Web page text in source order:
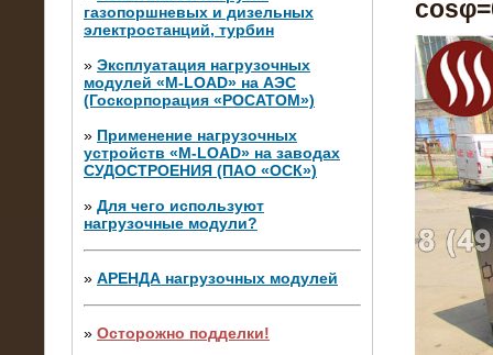
газопоршневых и дизельных
электростанций, турбин
» Эксплуатация нагрузочных
модулей «M-LOAD» на АЭС
(Госкорпорация «РОСАТОМ»)
» Применение нагрузочных
устройств «M-LOAD» на заводах
СУДОСТРОЕНИЯ (ПАО «ОСК»)
» Для чего используют
нагрузочные модули?
» АРЕНДА нагрузочных модулей
» Осторожно подделки!